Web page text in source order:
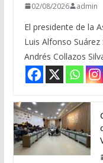
02/08/2026 admin
El presidente de la
Luis Alfonso
Andrés Collazos